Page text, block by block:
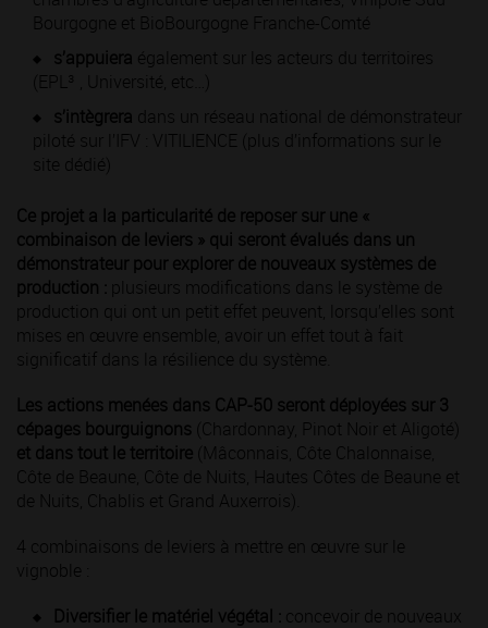
Bourgogne et BioBourgogne Franche-Comté
s’appuiera également sur les acteurs du territoires
(EPL³ , Université, etc…)
s’intègrera dans un réseau national de démonstrateur
piloté sur l’IFV : VITILIENCE (plus d’informations sur le
site dédié)
Ce projet a la particularité de reposer sur une «
combinaison de leviers » qui seront évalués dans un
démonstrateur pour explorer de nouveaux systèmes de
production : plusieurs modifications dans le système de
production qui ont un petit effet peuvent, lorsqu’elles sont
mises en œuvre ensemble, avoir un effet tout à fait
significatif dans la résilience du système.
Les actions menées dans CAP-50 seront déployées sur 3
cépages bourguignons (Chardonnay, Pinot Noir et Aligoté)
et dans tout le territoire (Mâconnais, Côte Chalonnaise,
Côte de Beaune, Côte de Nuits, Hautes Côtes de Beaune et
de Nuits, Chablis et Grand Auxerrois).
4 combinaisons de leviers à mettre en œuvre sur le
vignoble :
Diversifier le matériel végétal : concevoir de nouveaux